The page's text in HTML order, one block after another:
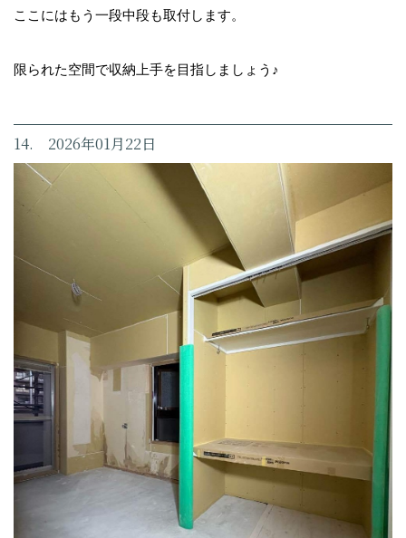
ここにはもう一段中段も取付します。
限られた空間で収納上手を目指しましょう♪
14. 2026年01月22日